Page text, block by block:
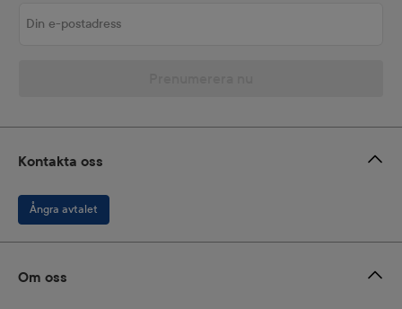
Kontakta oss
Ångra avtalet
Om oss